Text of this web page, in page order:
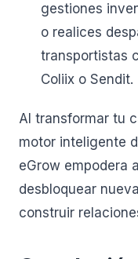
gestiones
o realices
transportistas
Coliix o Sendit.
Al transformar tu
motor inteligente
eGrow empodera
desbloquear
construir